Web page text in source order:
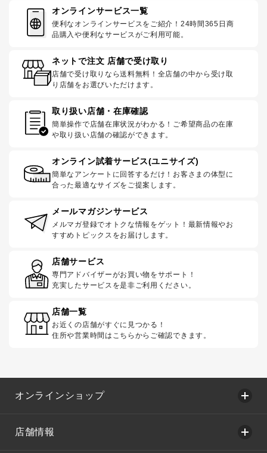
オンラインサービス一覧
便利なオンラインサービスをご紹介！24時間365日商
品購入や便利なサービスがご利用可能。
ネットで注文 店舗で受け取り
店舗で受け取りなら送料無料！全店舗の中から受け取
り店舗をお選びいただけます。
取り扱い店舗・在庫確認
簡単操作で店舗在庫状況がわかる！ご希望商品の在庫
や取り扱い店舗の確認ができます。
オンライン試着サービス(ユニサイズ)
簡単なアンケートに回答するだけ！お客さまの体型に
合った最適なサイズをご提案します。
メールマガジンサービス
メルマガ登録でオトクな情報をゲット！最新情報やお
すすめトピックスをお届けします。
店舗サービス
専門アドバイザーがお買い物をサポート！
充実したサービスを是非ご利用ください。
店舗一覧
お近くの店舗がすぐに見つかる！
住所や営業時間はこちらからご確認できます。
オンラインショップ
店舗情報